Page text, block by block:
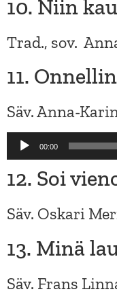
10. Niin
Trad., sov.
11.
Säv. Anna-
Audio
Player
00:00
12. Soi
Säv. Oskari
13. Minä
Säv. Frans